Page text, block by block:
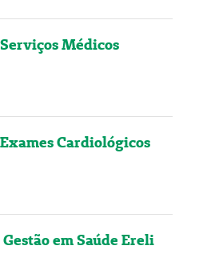
Médicos
Cardiológicos
em Saúde Ereli